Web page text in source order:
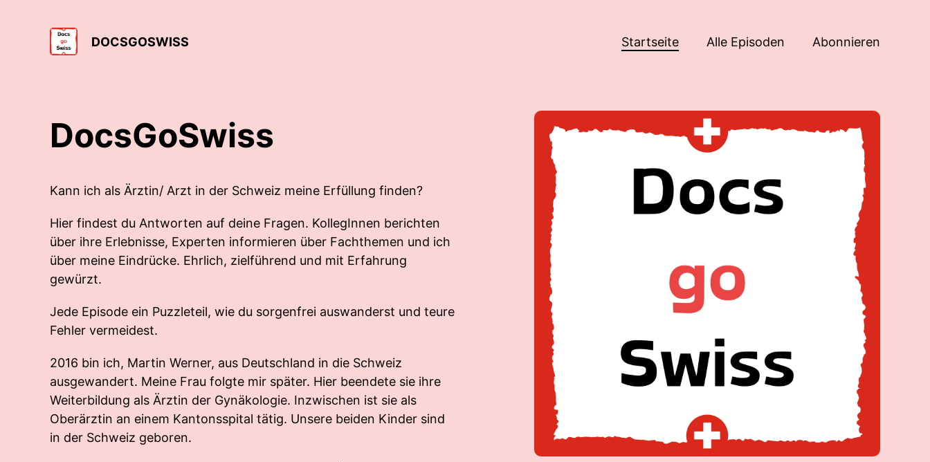
DOCSGOSWISS Startseite Alle Episoden Abonnieren
DocsGoSwiss
Kann ich als Ärztin/ Arzt in der Schweiz meine Erfüllung finden?
Hier findest du Antworten auf deine Fragen. KollegInnen berichten
über ihre Erlebnisse, Experten informieren über Fachthemen und ich
über meine Eindrücke. Ehrlich, zielführend und mit Erfahrung
gewürzt.
Jede Episode ein Puzzleteil, wie du sorgenfrei auswanderst und teure
Fehler vermeidest.
2016 bin ich, Martin Werner, aus Deutschland in die Schweiz
ausgewandert. Meine Frau folgte mir später. Hier beendete sie ihre
Weiterbildung als Ärztin der Gynäkologie. Inzwischen ist sie als
Oberärztin an einem Kantonsspital tätig. Unsere beiden Kinder sind
in der Schweiz geboren.